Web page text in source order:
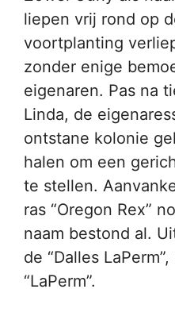
liepen vrij rond op
voortplanting
zonder enige
eigenaren. Pas na
Linda, de
ontstane kolonie
halen om een
te stellen.
ras “Oregon Rex”
naam bestond al.
de “Dalles
“LaPerm”.